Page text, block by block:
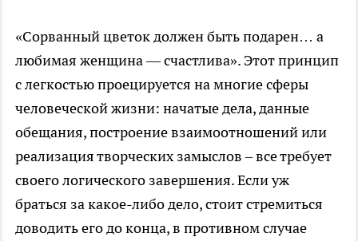
«Сорванный цветок должен быть подарен… а
любимая женщина — счастлива». Этот принцип
с легкостью проецируется на многие сферы
человеческой жизни: начатые дела, данные
обещания, построение взаимоотношений или
реализация творческих замыслов – все требует
своего логического завершения. Если уж
браться за какое-либо дело, стоит стремиться
доводить его до конца, в противном случае